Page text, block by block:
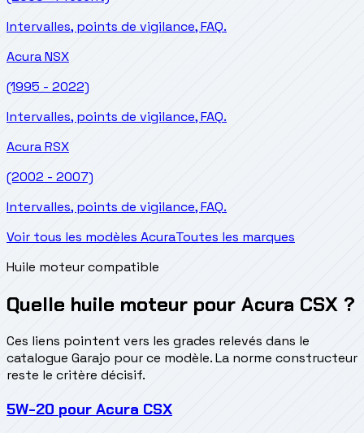
Intervalles, points de vigilance, FAQ.
AcuraNSX
(1995 - 2022)
Intervalles, points de vigilance, FAQ.
AcuraRSX
(2002 - 2007)
Intervalles, points de vigilance, FAQ.
Voir tous les modèles AcuraToutes les marques
Huile moteur compatible
Quelle huile moteur pour Acura CSX ?
Ces liens pointent vers les grades relevés dans le
catalogue Garajo pour ce modèle. La norme constructeur
reste le critère décisif.
5W-20 pour Acura CSX